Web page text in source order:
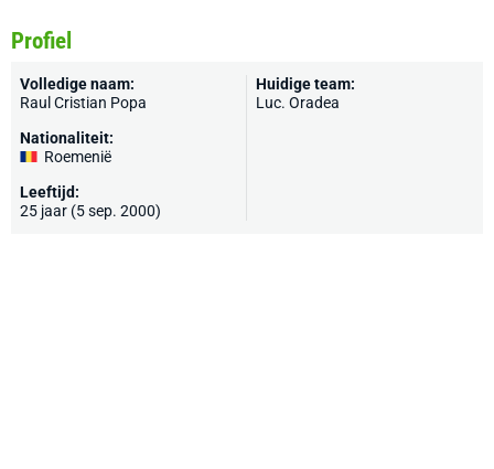
Profiel
Volledige naam:
Raul Cristian Popa
Nationaliteit:
Roemenië
Leeftijd:
25 jaar (5 sep. 2000)
Huidige team:
Luc. Oradea